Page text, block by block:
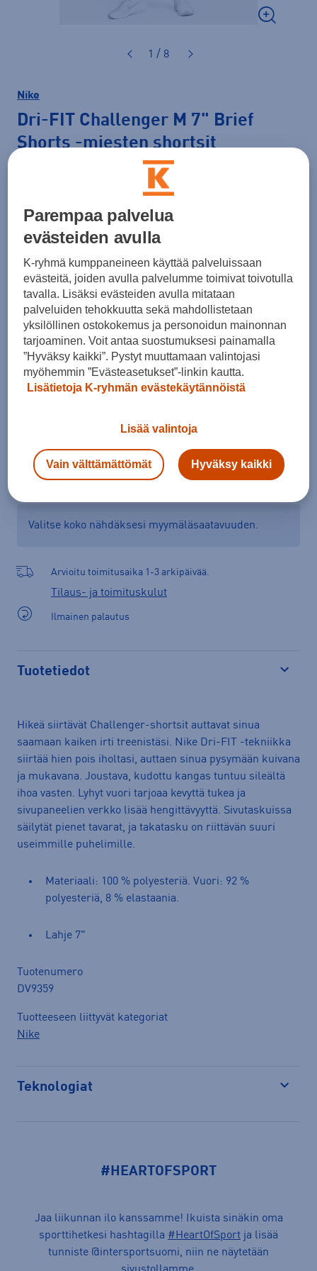
1 / 8
Nike
Dri-FIT Challenger M 7" Brief
Shorts -miesten shortsit
Väri
Koko
Kokotaulukko
Lisää ostoskoriin
Tarkista saatavuus ja tilaa myymälästä
Valitse koko nähdäksesi myymäläsaatavuuden.
Arvioitu toimitusaika 1-3 arkipäivää.
Tilaus- ja toimituskulut
Ilmainen palautus
Tuotetiedot
Hikeä siirtävät Challenger-shortsit auttavat sinua
saamaan kaiken irti treenistäsi. Nike Dri-FIT -tekniikka
siirtää hien pois iholtasi, auttaen sinua pysymään kuivana
ja mukavana. Joustava, kudottu kangas tuntuu sileältä
ihoa vasten. Lyhyt vuori tarjoaa kevyttä tukea ja
sivupaneelien verkko lisää hengittävyyttä. Sivutaskuissa
säilytät pienet tavarat, ja takatasku on riittävän suuri
useimmille puhelimille.
Materiaali: 100 % polyesteriä. Vuori: 92 %
polyesteriä, 8 % elastaania.
Lahje 7"
Tuotenumero
DV9359
Tuotteeseen liittyvät kategoriat
Nike
Teknologiat
#HEARTOFSPORT
Jaa liikunnan ilo kanssamme! Ikuista sinäkin oma
sporttihetkesi hashtagilla #HeartOfSport ja lisää
tunniste @intersportsuomi, niin ne näytetään
Parempaa palvelua
evästeiden avulla
K-ryhmä kumppaneineen käyttää palveluissaan
evästeitä, joiden avulla palvelumme toimivat toivotulla
tavalla. Lisäksi evästeiden avulla mitataan
palveluiden tehokkuutta sekä mahdollistetaan
yksilöllinen ostokokemus ja personoidun mainonnan
tarjoaminen. Voit antaa suostumuksesi painamalla
”Hyväksy kaikki”. Pystyt muuttamaan valintojasi
myöhemmin ”Evästeasetukset”-linkin kautta.
Lisätietoja K-ryhmän evästekäytännöistä
Lisää valintoja
Vain välttämättömät Hyväksy kaikki